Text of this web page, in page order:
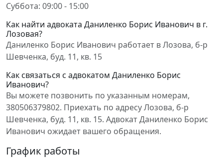
Суббота: 09:00 - 15:00
Как найти адвоката Даниленко Борис Иванович в г.
Лозовая?
Даниленко Борис Иванович работает в Лозова, б-р
Шевченка, буд. 11, кв. 15
Как связаться с адвокатом Даниленко Борис
Иванович?
Вы можете позвонить по указанным номерам,
380506379802. Приехать по адресу Лозова, б-р
Шевченка, буд. 11, кв. 15. Адвокат Даниленко Борис
Иванович ожидает вашего обращения.
График работы